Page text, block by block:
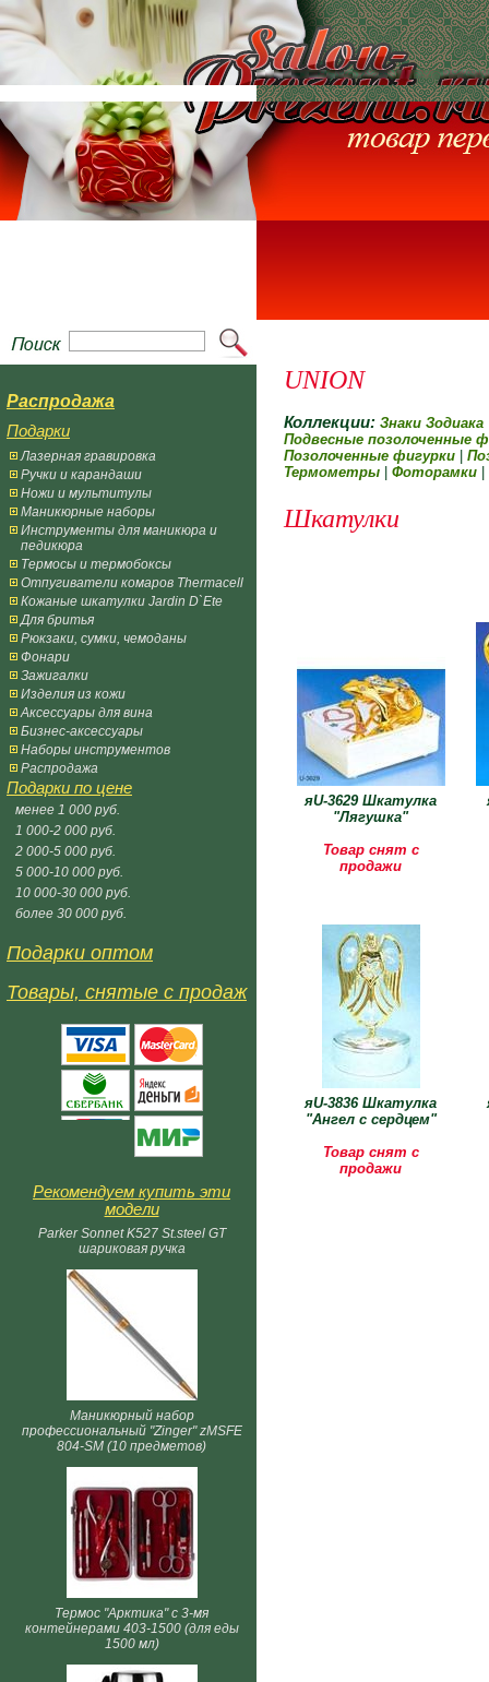
Распродажа
Подарки
Лазерная гравировка
Ручки и карандаши
Ножи и мультитулы
Маникюрные наборы
Инструменты для маникюра и
педикюра
Термосы и термобоксы
Отпугиватели комаров Thermacell
Кожаные шкатулки Jardin D`Ete
Для бритья
Рюкзаки, сумки, чемоданы
Фонари
Зажигалки
Изделия из кожи
Аксессуары для вина
Бизнес-аксессуары
Наборы инструментов
Распродажа
Подарки по цене
менее 1 000 руб.
1 000-2 000 руб.
2 000-5 000 руб.
5 000-10 000 руб.
10 000-30 000 руб.
более 30 000 руб.
Подарки оптом
Товары, снятые с продаж
Рекомендуем купить эти
модели
Parker Sonnet K527 St.steel GT
шариковая ручка
Маникюрный набор
профессиональный "Zinger" zMSFE
804-SM (10 предметов)
Термос "Арктика" с 3-мя
контейнерами 403-1500 (для еды
1500 мл)
UNION
Коллекции: Знаки Зодиака
Подвесные позолоченные
Позолоченные фигурки
Термометры
Фоторамки
Шкатулки
яU-3629 Шкатулка
"Лягушка"
Товар снят с
продажи
яU-3836 Шкатулка
"Ангел с сердцем"
Товар снят с
продажи